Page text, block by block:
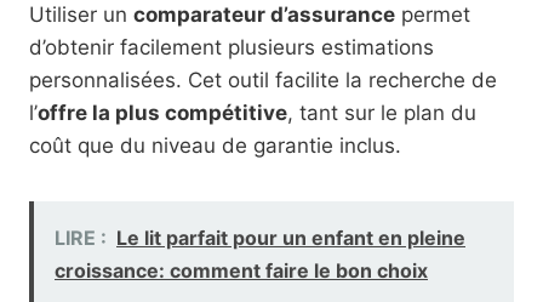
Utiliser un comparateur d’assurance permet
d’obtenir facilement plusieurs estimations
personnalisées. Cet outil facilite la recherche de
l’offre la plus compétitive, tant sur le plan du
coût que du niveau de garantie inclus.
LIRE : Le lit parfait pour un enfant en pleine
croissance: comment faire le bon choix